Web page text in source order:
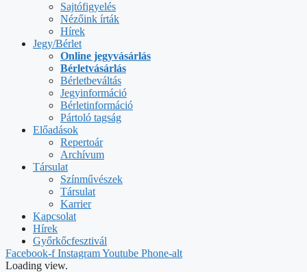
Sajtófigyelés
Nézőink írták
Hírek
Jegy/Bérlet
Online jegyvásárlás
Bérletvásárlás
Bérletbeváltás
Jegyinformáció
Bérletinformáció
Pártoló tagság
Előadások
Repertoár
Archívum
Társulat
Színművészek
Társulat
Karrier
Kapcsolat
Hírek
Győrkőcfesztivál
Facebook-f InstagramYoutube Phone-alt
Loading view.